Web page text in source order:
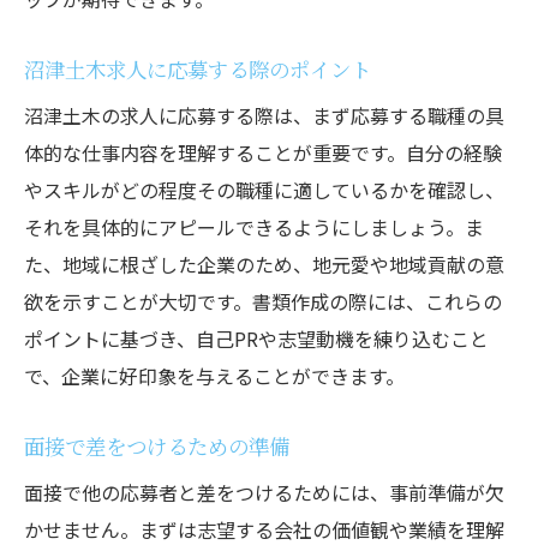
地方の力を引き出す沼津土木求人があなたの未
来をサポート
地方の力を活かした土木求人の魅力
地域密着型のプロジェクトで未来を創造
地方の活性化に貢献するキャリア
地域社会と共に成長するための機会
地方特有の課題を解決するための仕事
地域に根ざしたキャリアで未来を築く
沼津土木求人に応募する際のポイント
沼津土木の求人に応募する際は、まず応募する職種の具
体的な仕事内容を理解することが重要です。自分の経験
やスキルがどの程度その職種に適しているかを確認し、
それを具体的にアピールできるようにしましょう。ま
た、地域に根ざした企業のため、地元愛や地域貢献の意
欲を示すことが大切です。書類作成の際には、これらの
ポイントに基づき、自己PRや志望動機を練り込むこと
で、企業に好印象を与えることができます。
面接で差をつけるための準備
面接で他の応募者と差をつけるためには、事前準備が欠
かせません。まずは志望する会社の価値観や業績を理解